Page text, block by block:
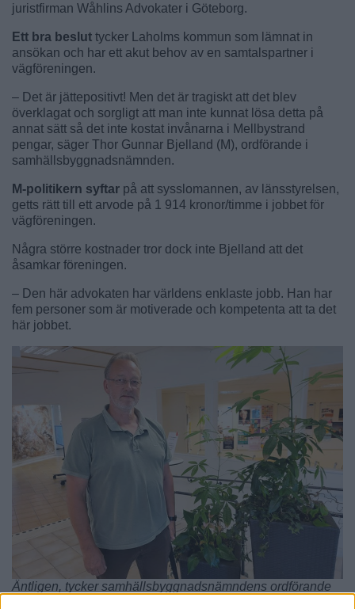
juristfirman Wåhlins Advokater i Göteborg.
Ett bra beslut tycker Laholms kommun som lämnat in
ansökan och har ett akut behov av en samtalspartner i
vägföreningen.
– Det är jättepositivt! Men det är tragiskt att det blev
överklagat och sorgligt att man inte kunnat lösa detta på
annat sätt så det inte kostat invånarna i Mellbystrand
pengar, säger Thor Gunnar Bjelland (M), ordförande i
samhällsbyggnadsnämnden.
M-politikern syftar på att sysslomannen, av länsstyrelsen,
getts rätt till ett arvode på 1 914 kronor/timme i jobbet för
vägföreningen.
Några större kostnader tror dock inte Bjelland att det
åsamkar föreningen.
– Den här advokaten har världens enklaste jobb. Han har
fem personer som är motiverade och kompetenta att ta det
här jobbet.
Äntligen, tycker samhällsbyggnadsnämndens ordförande